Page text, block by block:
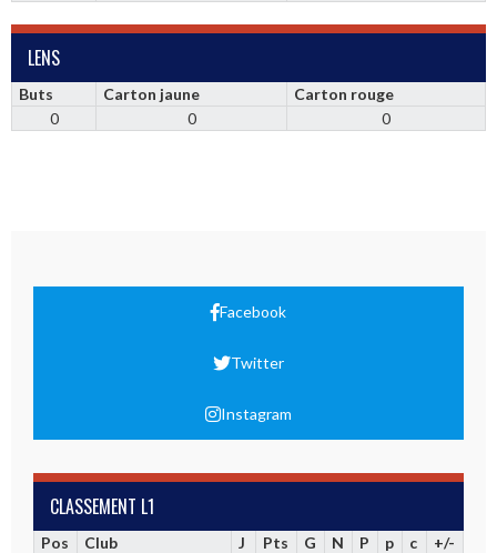
LENS
Buts Carton jaune
Carton rouge
0
0 0
Facebook
Twitter
Instagram
CLASSEMENT L1
Pos Club J Pts G N P p c
+/-